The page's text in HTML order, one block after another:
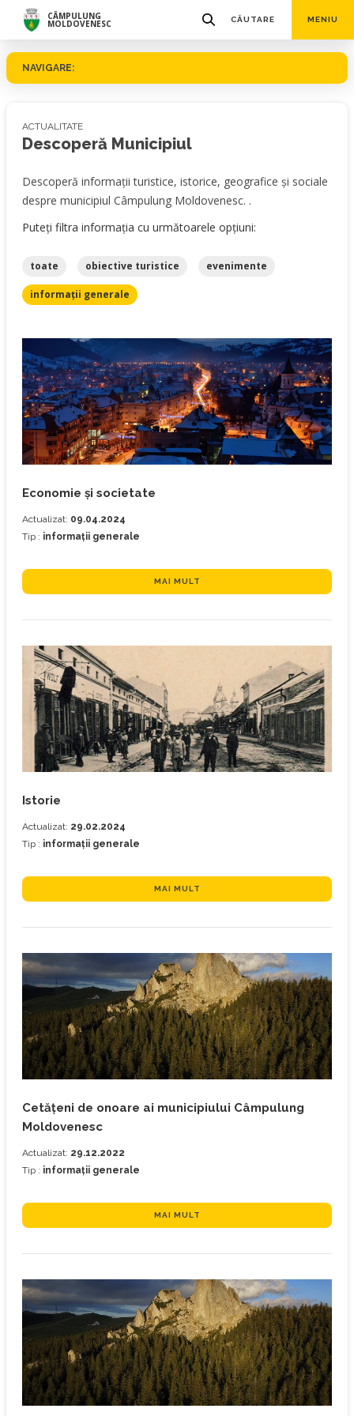
CÂMPULUNG
MOLDOVENESC CĂUTARE MENIU
NAVIGARE:
ACTUALITATE
Descoperă Municipiul
Descoperă informații turistice, istorice, geografice și sociale
despre municipiul Câmpulung Moldovenesc. .
Puteți filtra informația cu următoarele opțiuni:
toate obiective turistice evenimente
informații generale
Economie și societate
Actualizat: 09.04.2024
Tip : informații generale
MAI MULT
Istorie
Actualizat: 29.02.2024
Tip : informații generale
MAI MULT
Cetățeni de onoare ai municipiului Câmpulung
Moldovenesc
Actualizat: 29.12.2022
Tip : informații generale
MAI MULT